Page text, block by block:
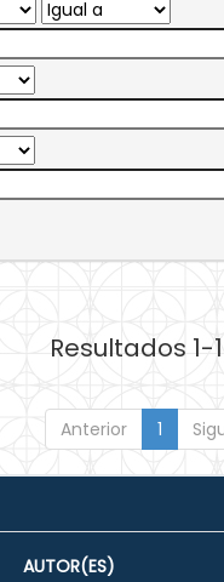
Resultados 1-
Anterior 1
AUTOR(ES)